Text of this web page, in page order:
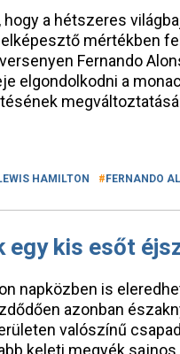
hogy a hétszeres
mértékben
Fernando
elgondolkodni a
HAMILTON FERNANDO
egy kis esőt
napközben is
azonban
valószínű
keleti megyék